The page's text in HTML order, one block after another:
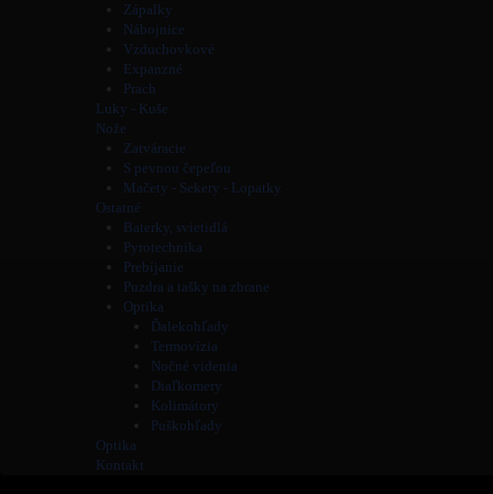
Zápalky
Nábojnice
Vzduchovkové
Expanzné
Prach
Luky - Kuše
Nože
Zatváracie
S pevnou čepeľou
Mačety - Sekery - Lopatky
Ostatné
Baterky, svietidlá
Pyrotechnika
Prebíjanie
Puzdra a tašky na zbrane
Optika
Ďalekohľady
Termovízia
Nočné videnia
Diaľkomery
Kolimátory
Puškohľady
Optika
Kontakt